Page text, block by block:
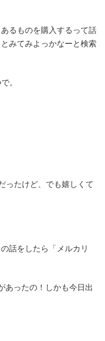
るものを購入するって話
みてみよっかなーと検索
。
ったけど、でも嬉しくて
話をしたら「メルカリ
あったの！しかも今日出